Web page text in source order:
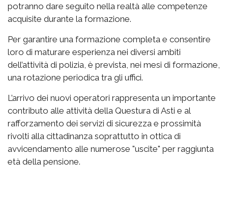
potranno dare seguito nella realtà alle competenze
acquisite durante la formazione.
Per garantire una formazione completa e consentire
loro di maturare esperienza nei diversi ambiti
dell’attività di polizia, è prevista, nei mesi di formazione,
una rotazione periodica tra gli uffici.
L’arrivo dei nuovi operatori rappresenta un importante
contributo alle attività della Questura di Asti e al
rafforzamento dei servizi di sicurezza e prossimità
rivolti alla cittadinanza soprattutto in ottica di
avvicendamento alle numerose "uscite" per raggiunta
età della pensione.